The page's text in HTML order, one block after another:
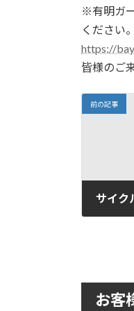
※有明ガ
ください。
https://
皆様のご
前の記事
お客